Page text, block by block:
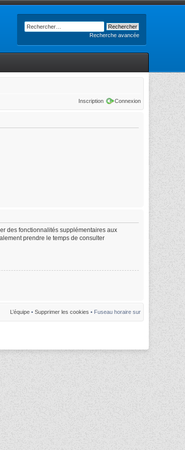
Recherche avancée
Inscription Connexion
des fonctionnalités supplémentaires aux
prendre le temps de consulter
L’équipe • Supprimer les cookies • Fuseau horaire sur